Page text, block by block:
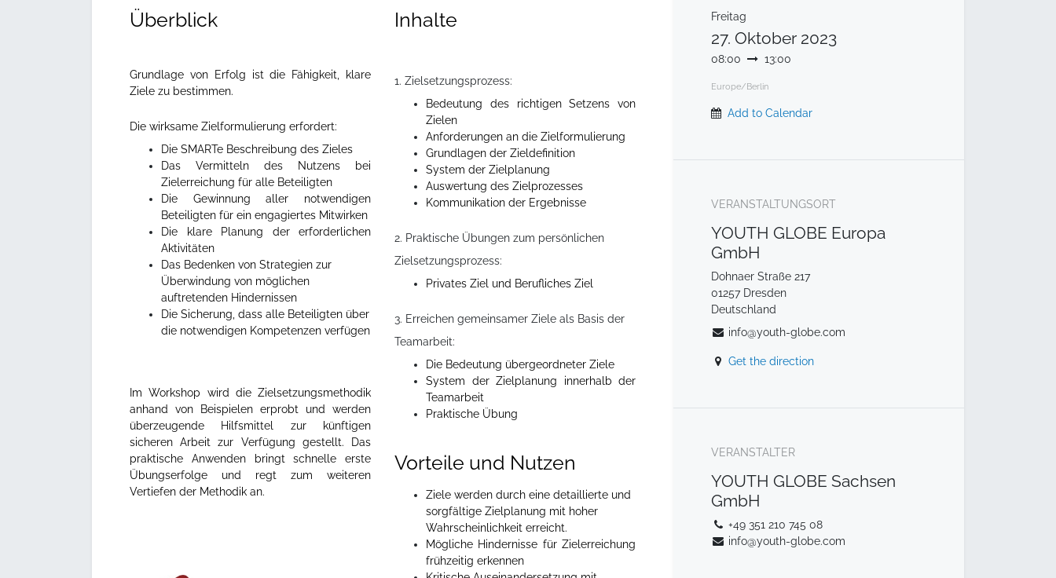
Überblick
Grundlage von Erfolg ist die Fähigkeit, klare
Ziele zu bestimmen.
Die wirksame Zielformulierung erfordert:
Die SMARTe Beschreibung des Zieles
Das Vermitteln des Nutzens bei
Zielerreichung für alle Beteiligten
Die Gewinnung aller notwendigen
Beteiligten für ein engagiertes Mitwirken
Die klare Planung der erforderlichen
Aktivitäten
Das Bedenken von Strategien zur
Überwindung von möglichen
auftretenden Hindernissen
Die Sicherung, dass alle Beteiligten über
die notwendigen Kompetenzen verfügen
Im Workshop wird die Zielsetzungsmethodik
anhand von Beispielen erprobt und werden
überzeugende Hilfsmittel zur künftigen
sicheren Arbeit zur Verfügung gestellt. Das
praktische Anwenden bringt schnelle erste
Übungserfolge und regt zum weiteren
Vertiefen der Methodik an.
Inhalte
1. Zielsetzungsprozess:
Bedeutung des richtigen Setzens von
Zielen
Anforderungen an die Zielformulierung
Grundlagen der Zieldefinition
System der Zielplanung
Auswertung des Zielprozesses
Kommunikation der Ergebnisse
2. Praktische Übungen zum persönlichen
Zielsetzungsprozess:
Privates Ziel und Berufliches Ziel
3. Erreichen gemeinsamer Ziele als Basis der
Teamarbeit:
Die Bedeutung übergeordneter Ziele
System der Zielplanung innerhalb der
Teamarbeit
Praktische Übung
Vorteile und Nutzen
Ziele werden durch eine detaillierte und
sorgfältige Zielplanung mit hoher
Wahrscheinlichkeit erreicht.
Mögliche Hindernisse für Zielerreichung
frühzeitig erkennen
Freitag
27. Oktober 2023
08:00 13:00
Europe/Berlin
Add to Calendar
VERANSTALTUNGSORT
YOUTH GLOBE Europa
GmbH
Dohnaer Straße 217
01257 Dresden
Deutschland
info@youth-globe.com
Get the direction
VERANSTALTER
YOUTH GLOBE Sachsen
GmbH
+49 351 210 745 08
info@youth-globe.com